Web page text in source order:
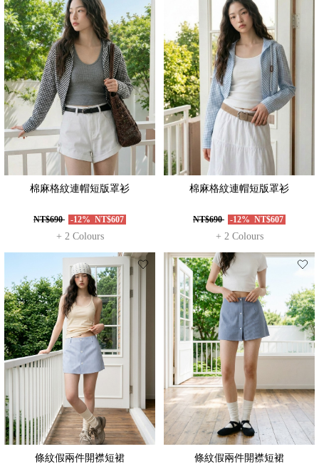
棉麻格紋連帽短版罩衫
NT$690 -12% NT$607
+ 2 Colours
棉麻格紋連帽短版罩衫
NT$690 -12% NT$607
+ 2 Colours
條紋假兩件開襟短裙 條紋假兩件開襟短裙